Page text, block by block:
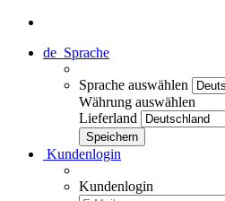
de Sprache
Sprache auswählen
Währung auswählen
Lieferland
Kundenlogin
Kundenlogin